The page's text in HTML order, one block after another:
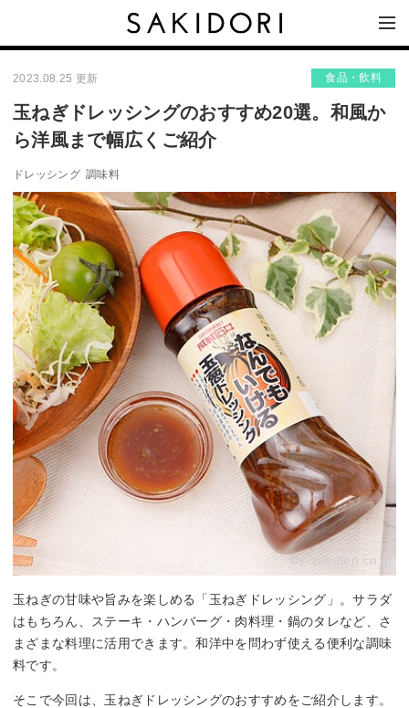
2023.08.25 更新 食品・飲料
玉ねぎドレッシングのおすすめ20選。和風か
ら洋風まで幅広くご紹介
ドレッシング 調味料
By:rakuten.co.jp
玉ねぎの甘味や旨みを楽しめる「玉ねぎドレッシング」。サラダ
はもちろん、ステーキ・ハンバーグ・肉料理・鍋のタレなど、さ
まざまな料理に活用できます。和洋中を問わず使える便利な調味
料です。
そこで今回は、玉ねぎドレッシングのおすすめをご紹介します。